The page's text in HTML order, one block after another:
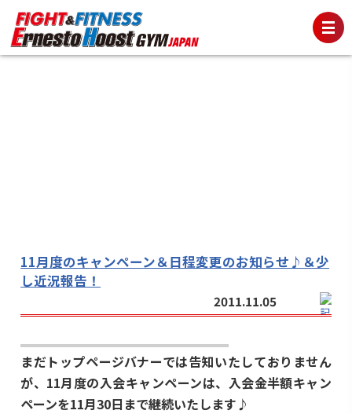
11月度のキャンペーン＆日程変更のお知らせ♪＆少
し近況報告！
2011.11.05
まだトップページバナーでは告知いたしておりません
が、11月度の入会キャンペーンは、入会金半額キャン
ペーンを11月30日まで継続いたします♪